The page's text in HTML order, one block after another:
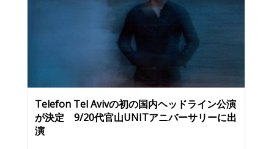
Telefon Tel Avivの初の国内ヘッドライン公演
が決定 9/20代官山UNITアニバーサリーに出
演